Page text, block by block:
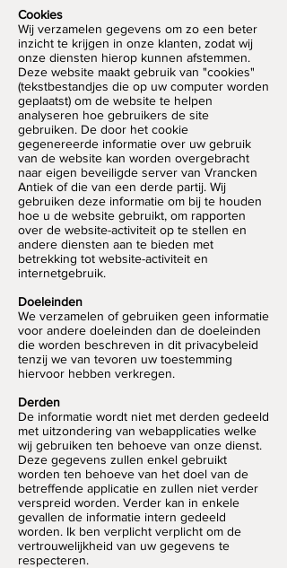
Cookies
Wij verzamelen gegevens om zo een beter
inzicht te krijgen in onze klanten, zodat wij
onze diensten hierop kunnen afstemmen.
Deze website maakt gebruik van "cookies"
(tekstbestandjes die op uw computer worden
geplaatst) om de website te helpen
analyseren hoe gebruikers de site
gebruiken. De door het cookie
gegenereerde informatie over uw gebruik
van de website kan worden overgebracht
naar eigen beveiligde server van Vrancken
Antiek of die van een derde partij. Wij
gebruiken deze informatie om bij te houden
hoe u de website gebruikt, om rapporten
over de website-activiteit op te stellen en
andere diensten aan te bieden met
betrekking tot website-activiteit en
internetgebruik.
Doeleinden
We verzamelen of gebruiken geen informatie
voor andere doeleinden dan de doeleinden
die worden beschreven in dit privacybeleid
tenzij we van tevoren uw toestemming
hiervoor hebben verkregen.
Derden
De informatie wordt niet met derden gedeeld
met uitzondering van webapplicaties welke
wij gebruiken ten behoeve van onze dienst.
Deze gegevens zullen enkel gebruikt
worden ten behoeve van het doel van de
betreffende applicatie en zullen niet verder
verspreid worden. Verder kan in enkele
gevallen de informatie intern gedeeld
worden. Ik ben verplicht verplicht om de
vertrouwelijkheid van uw gegevens te
respecteren.